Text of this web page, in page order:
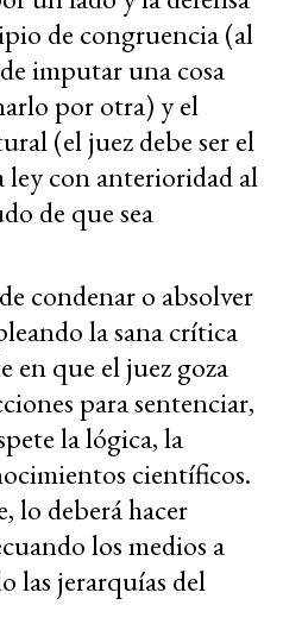
de congruencia (al
imputar una cosa
por otra) y el
(el juez debe ser el
ley con anterioridad al
de que sea
condenar o absolver
la sana crítica
en que el juez goza
para sentenciar,
la lógica, la
científicos.
lo deberá hacer
los medios a
las jerarquías del